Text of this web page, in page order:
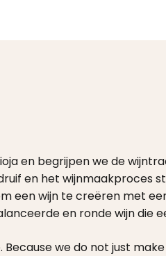
en begrijpen we de
en het wijnmaakproces
een wijn te creëren met
en ronde wijn die
we do not just